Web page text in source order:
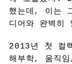
했는데, 이는
디어와 완벽히
2013년 첫 컬
해부학, 움직